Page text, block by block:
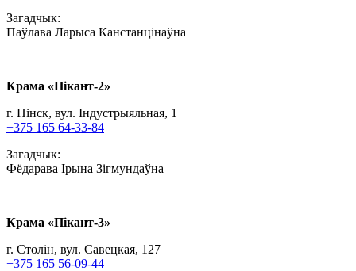
Загадчык:
Паўлава Ларыса Канстанцінаўна
Крама «Пiкант-2»
г. Пінск, вул. Індустрыяльная, 1
+375 165 64-33-84
Загадчык:
Фёдарава Ірына Зігмундаўна
Крама «Пiкант-3»
г. Столін, вул. Савецкая, 127
+375 165 56-09-44